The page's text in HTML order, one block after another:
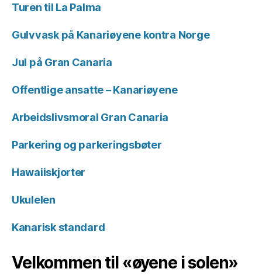
Turen til La Palma
Gulvvask på Kanariøyene kontra Norge
Jul på Gran Canaria
Offentlige ansatte – Kanariøyene
Arbeidslivsmoral Gran Canaria
Parkering og parkeringsbøter
Hawaiiskjorter
Ukulelen
Kanarisk standard
Velkommen til «øyene i solen»